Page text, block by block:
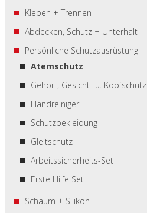
Kleben + Trennen
Abdecken, Schutz + Unterhalt
Persönliche Schutzausrüstung
Atemschutz
Gehör-, Gesicht- u. Kopfschutz
Handreiniger
Schutzbekleidung
Gleitschutz
Arbeitssicherheits-Set
Erste Hilfe Set
Schaum + Silikon